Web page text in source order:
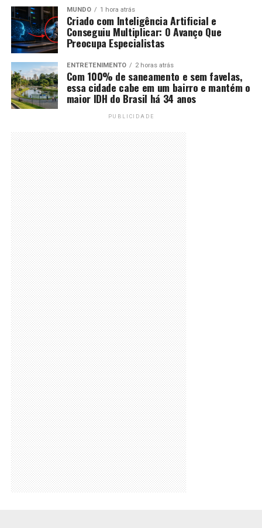
MUNDO 1 hora atrás
Criado com Inteligência Artificial e
Conseguiu Multiplicar: O Avanço Que
Preocupa Especialistas
ENTRETENIMENTO 2 horas atrás
Com 100% de saneamento e sem favelas,
essa cidade cabe em um bairro e mantém o
maior IDH do Brasil há 34 anos
PUBLICIDADE